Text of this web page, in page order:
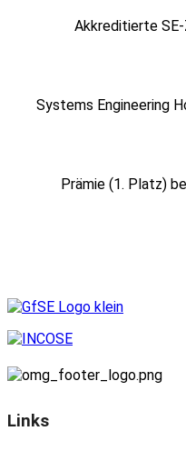
Akkreditierte
Systems Engineering
Prämie (1. Platz)
Links